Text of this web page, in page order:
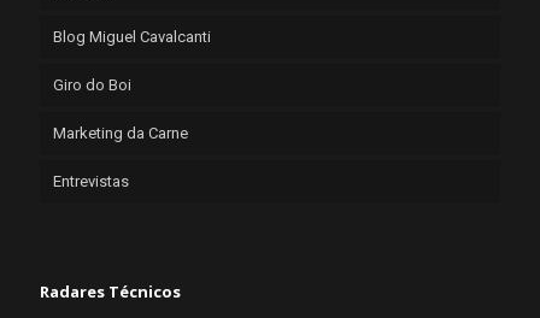
Blog Miguel Cavalcanti
Giro do Boi
Marketing da Carne
Entrevistas
Radares Técnicos